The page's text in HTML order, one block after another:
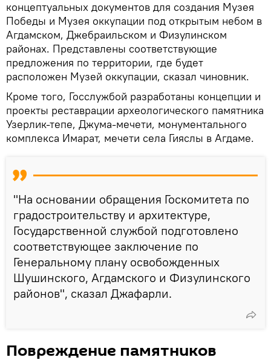
концептуальных документов для создания Музея
Победы и Музея оккупации под открытым небом в
Агдамском, Джебраильском и Физулинском
районах. Представлены соответствующие
предложения по территории, где будет
расположен Музей оккупации, сказал чиновник.
Кроме того, Госслужбой разработаны концепции и
проекты реставрации археологического памятника
Узерлик-тепе, Джума-мечети, монументального
комплекса Имарат, мечети села Гияслы в Агдаме.
"На основании обращения Госкомитета по
градостроительству и архитектуре,
Государственной службой подготовлено
соответствующее заключение по
Генеральному плану освобожденных
Шушинского, Агдамского и Физулинского
районов", сказал Джафарли.
Повреждение памятников